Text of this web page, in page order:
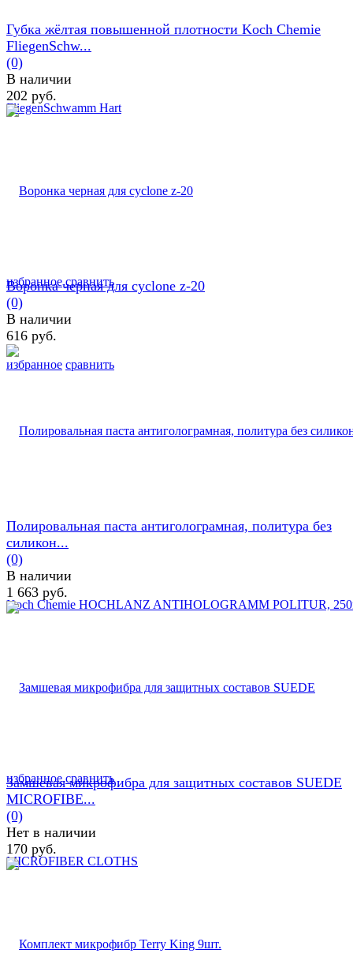
избранное сравнить
Губка жёлтая повышенной плотности Koch Chemie
FliegenSchw...
(0)
В наличии
202 руб.
избранное сравнить
Воронка черная для cyclone z-20
(0)
В наличии
616 руб.
избранное сравнить
Полировальная паста антиголограмная, политура без
силикон...
(0)
В наличии
1 663 руб.
Замшевая микрофибра для защитных составов SUEDE
MICROFIBE...
(0)
Нет в наличии
170 руб.